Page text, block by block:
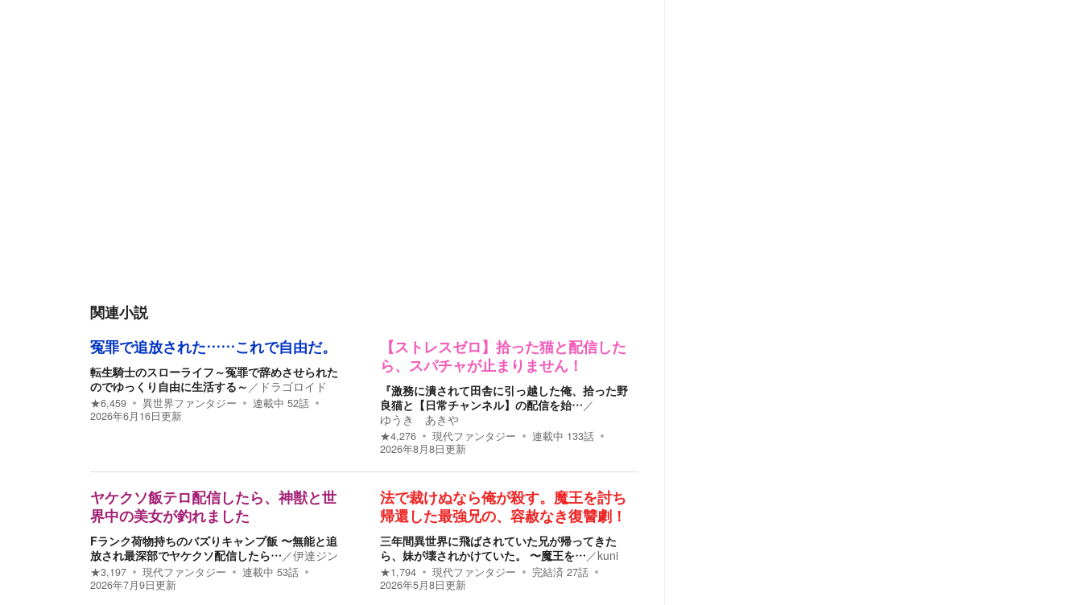
関連小説
冤罪で追放された……これで自由だ。
転生騎士のスローライフ～冤罪で辞めさせられた
のでゆっくり自由に生活する～ ／ ドラゴロイド
★6,459 異世界ファンタジー 連載中 52話
2026年6月16日更新
【ストレスゼロ】拾った猫と配信した
ら、スパチャが止まりません！
『激務に潰されて田舎に引っ越した俺、拾った野
良猫と【日常チャンネル】の配信を始…／
ゆうき あきや
★4,276 現代ファンタジー 連載中 133話
2026年8月8日更新
ヤケクソ飯テロ配信したら、神獣と世
界中の美女が釣れました
Fランク荷物持ちのバズりキャンプ飯 〜無能と追
放され最深部でヤケクソ配信したら…／伊達ジン
★3,197 現代ファンタジー 連載中 53話
2026年7月9日更新
法で裁けぬなら俺が殺す。魔王を討ち
帰還した最強兄の、容赦なき復讐劇！
三年間異世界に飛ばされていた兄が帰ってきた
ら、妹が壊されかけていた。 〜魔王を…／kuni
★1,794 現代ファンタジー 完結済 27話
2026年5月8日更新